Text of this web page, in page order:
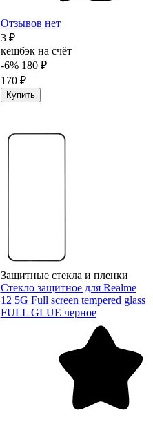
Отзывов нет
3 ₽
кешбэк на счёт
-6% 180 ₽
170 ₽
Купить
Защитные стекла и пленки
Стекло защитное для Realme
12 5G Full screen tempered glass
FULL GLUE черное